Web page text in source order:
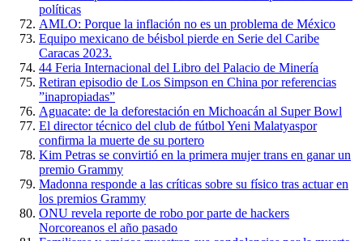
políticas
AMLO: Porque la inflación no es un problema de México
Equipo mexicano de béisbol pierde en Serie del Caribe
Caracas 2023.
44 Feria Internacional del Libro del Palacio de Minería
Retiran episodio de Los Simpson en China por referencias
”inapropiadas”
Aguacate: de la deforestación en Michoacán al Super Bowl
El director técnico del club de fútbol Yeni Malatyaspor
confirma la muerte de su portero
Kim Petras se convirtió en la primera mujer trans en ganar un
premio Grammy
Madonna responde a las críticas sobre su físico tras actuar en
los premios Grammy
ONU revela reporte de robo por parte de hackers
Norcoreanos el año pasado